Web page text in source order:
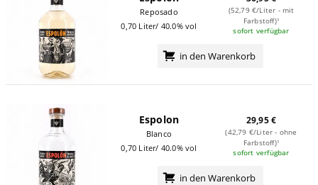
Reposado
0,70 Liter/ 40.0% vol
(52,79 €/Liter - mit
Farbstoff)¹
sofort verfügbar
in den Warenkorb
Espolon
Blanco
0,70 Liter/ 40.0% vol
29,95 €
(42,79 €/Liter - ohne
Farbstoff)¹
sofort verfügbar
in den Warenkorb